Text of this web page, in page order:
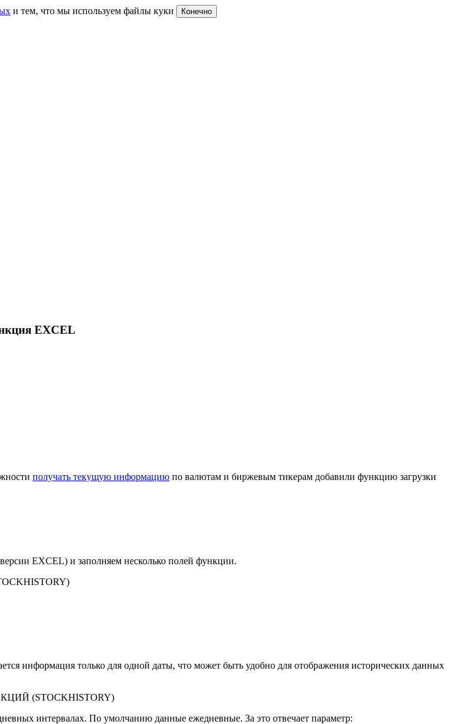
и тем, что мы используем файлы куки Конечно
EXCEL
получать текущую информацию по валютам и биржевым тикерам добавили функцию загрузки
EXCEL) и заполняем несколько полей функции.
информация только для одной даты, что может быть удобно для отображения исторических данных
интервалах. По умолчанию данные ежедневные. За это отвечает параметр: